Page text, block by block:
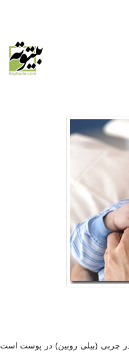
در چربی (بیلی روبین) در پوست است